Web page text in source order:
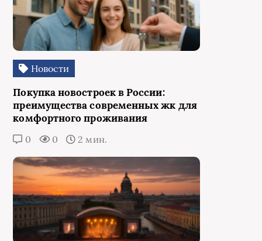
Новости
Покупка новостроек в России:
преимущества современных жк для
комфортного проживания
0 0 2 мин.